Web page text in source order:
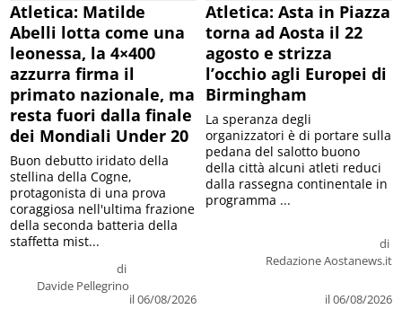
Atletica: Matilde
Abelli lotta come una
leonessa, la 4×400
azzurra firma il
primato nazionale, ma
resta fuori dalla finale
dei Mondiali Under 20
di
Davide Pellegrino
il 06/08/2026
Buon debutto iridato della
stellina della Cogne,
protagonista di una prova
coraggiosa nell'ultima frazione
della seconda batteria della
staffetta mist...
Atletica: Asta in Piazza
torna ad Aosta il 22
agosto e strizza
l’occhio agli Europei di
Birmingham
di
Redazione Aostanews.it
il 06/08/2026
La speranza degli
organizzatori è di portare sulla
pedana del salotto buono
della città alcuni atleti reduci
dalla rassegna continentale in
programma ...